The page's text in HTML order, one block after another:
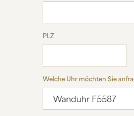
PLZ
Welche Uhr möchten Sie